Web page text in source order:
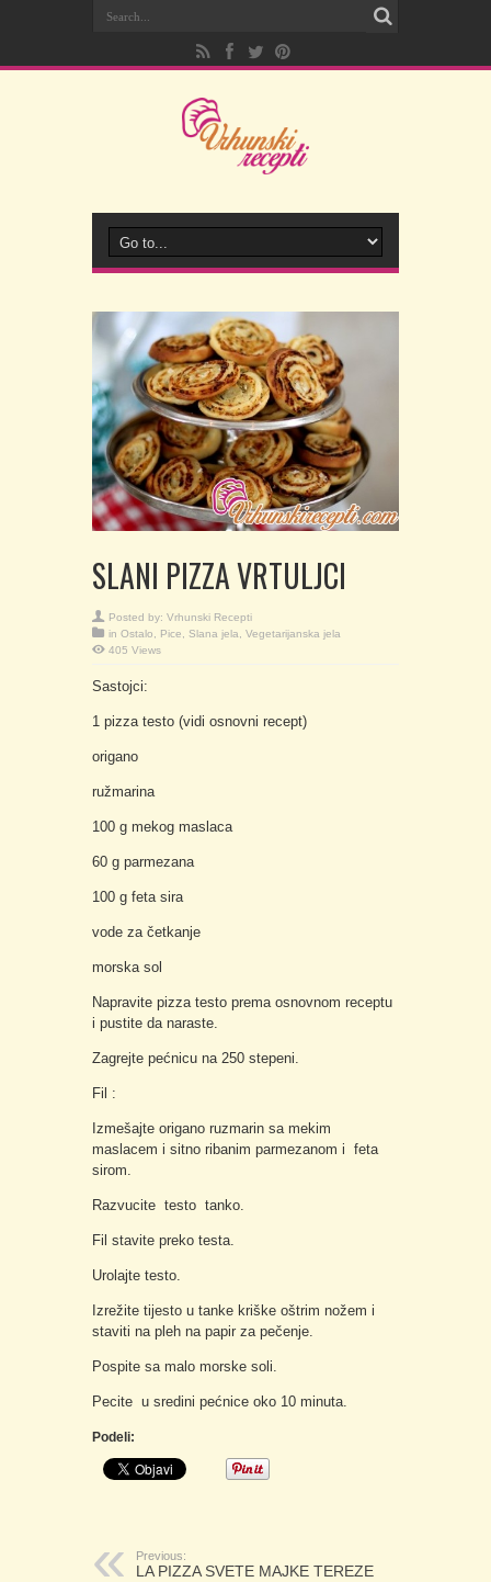
SLANI PIZZA VRTULJCI
Posted by: Vrhunski Recepti
in Ostalo, Pice, Slana jela, Vegetarijanska jela
405 Views
Sastojci:
1 pizza testo (vidi osnovni recept)
origano
ružmarina
100 g mekog maslaca
60 g parmezana
100 g feta sira
vode za četkanje
morska sol
Napravite pizza testo prema osnovnom receptu
i pustite da naraste.
Zagrejte pećnicu na 250 stepeni.
Fil :
Izmešajte origano ruzmarin sa mekim
maslacem i sitno ribanim parmezanom i feta
sirom.
Razvucite testo tanko.
Fil stavite preko testa.
Urolajte testo.
Izrežite tijesto u tanke kriške oštrim nožem i
staviti na pleh na papir za pečenje.
Pospite sa malo morske soli.
Pecite u sredini pećnice oko 10 minuta.
Podeli:
Previous:
LA PIZZA SVETE MAJKE TEREZE